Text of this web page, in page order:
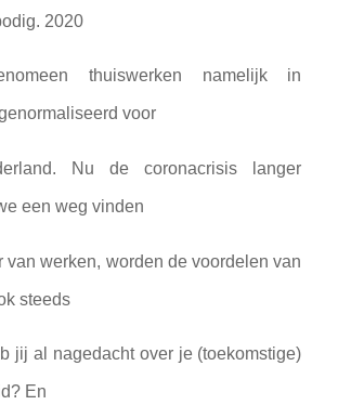
2020
thuiswerken namelijk in
voor
Nu de coronacrisis langer
een weg vinden
van werken, worden de voordelen van
steeds
jij al nagedacht over je (toekomstige)
En